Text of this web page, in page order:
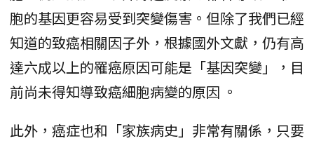
胞的基因更容易受到突變傷害。但除了我們已經
知道的致癌相關因子外，根據國外文獻，仍有高
達六成以上的罹癌原因可能是「基因突變」，目
前尚未得知導致癌細胞病變的原因 。
此外，癌症也和「家族病史」非常有關係，只要